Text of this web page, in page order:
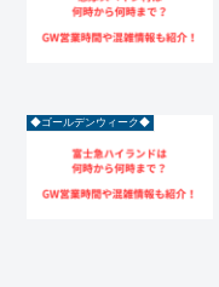
◆ゴールデンウィーク◆